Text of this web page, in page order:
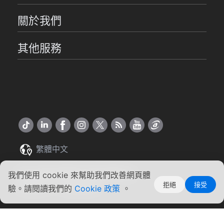
我們使用 cookie 來幫助我們改善網頁體
驗。請閱讀我們的 Cookie 政策 。 拒絕 接受
關於我們
其他服務
繁體中文
Copyright ©2026 ASUSTOR Inc.
使用條款 | 隱私權聲明